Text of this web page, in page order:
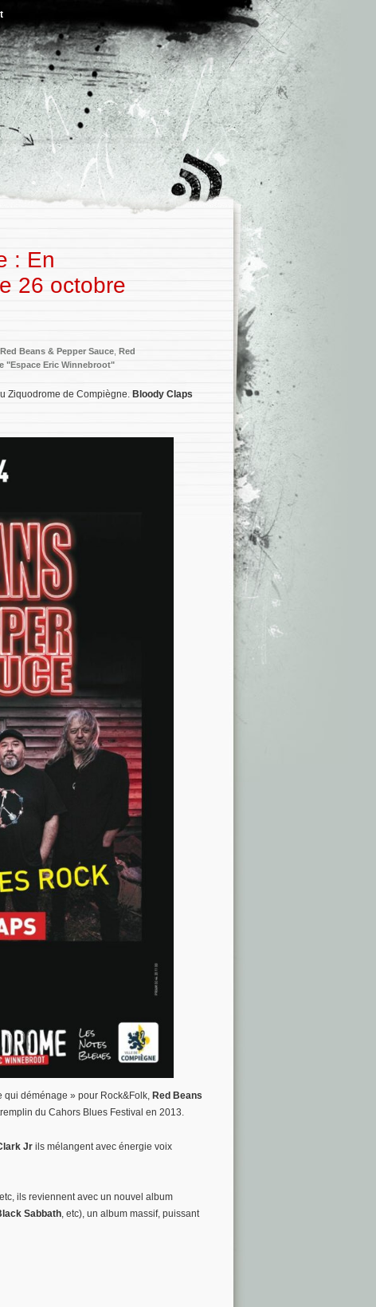
: En
26 octobre
Red Beans & Pepper Sauce Red
"Espace Eric Winnebroot"
Ziquodrome de Compiègne. Bloody Claps
déménage » pour Rock&Folk, Red Beans
du Cahors Blues Festival en 2013.
Jr ils mélangent avec énergie voix
ils reviennent avec un nouvel album
Sabbath, etc), un album massif, puissant